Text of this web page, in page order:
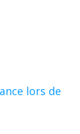
lors de